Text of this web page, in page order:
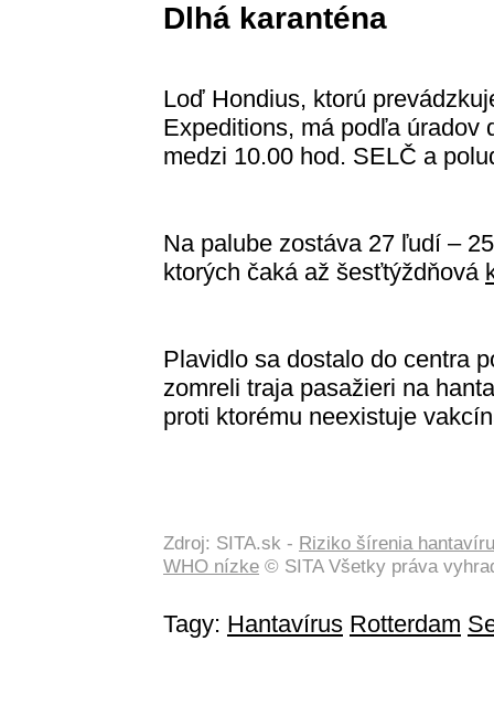
Dlhá karanténa
Loď Hondius, ktorú
Expeditions, má podľa úradov
medzi 10.00 hod. SELČ a
Na palube zostáva 27 ľudí –
ktorých čaká až šesťtýždňová
Plavidlo sa dostalo do centra
zomreli traja pasažieri na
proti ktorému neexistuje
Zdroj: SITA.sk - Riziko šírenia
WHO nízke © SITA Všetky práva
Tagy: Hantavírus Rotterdam